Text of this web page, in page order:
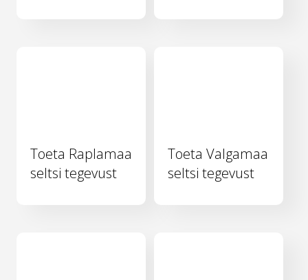
Toeta Raplamaa
seltsi tegevust
Toeta Valgamaa
seltsi tegevust